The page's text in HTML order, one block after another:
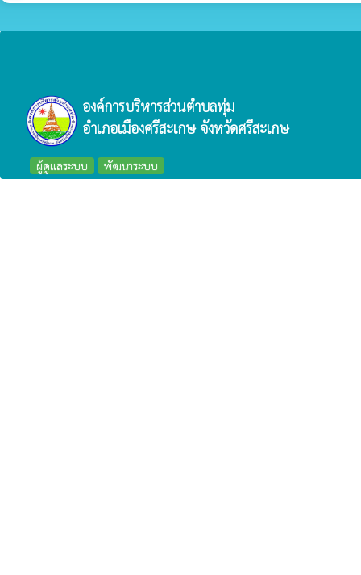
องค์การบริหารส่วนตำบลทุ่ม
อำเภอเมืองศรีสะเกษ จังหวัดศรีสะเกษ
ผู้ดูแลระบบ พัฒนาระบบ